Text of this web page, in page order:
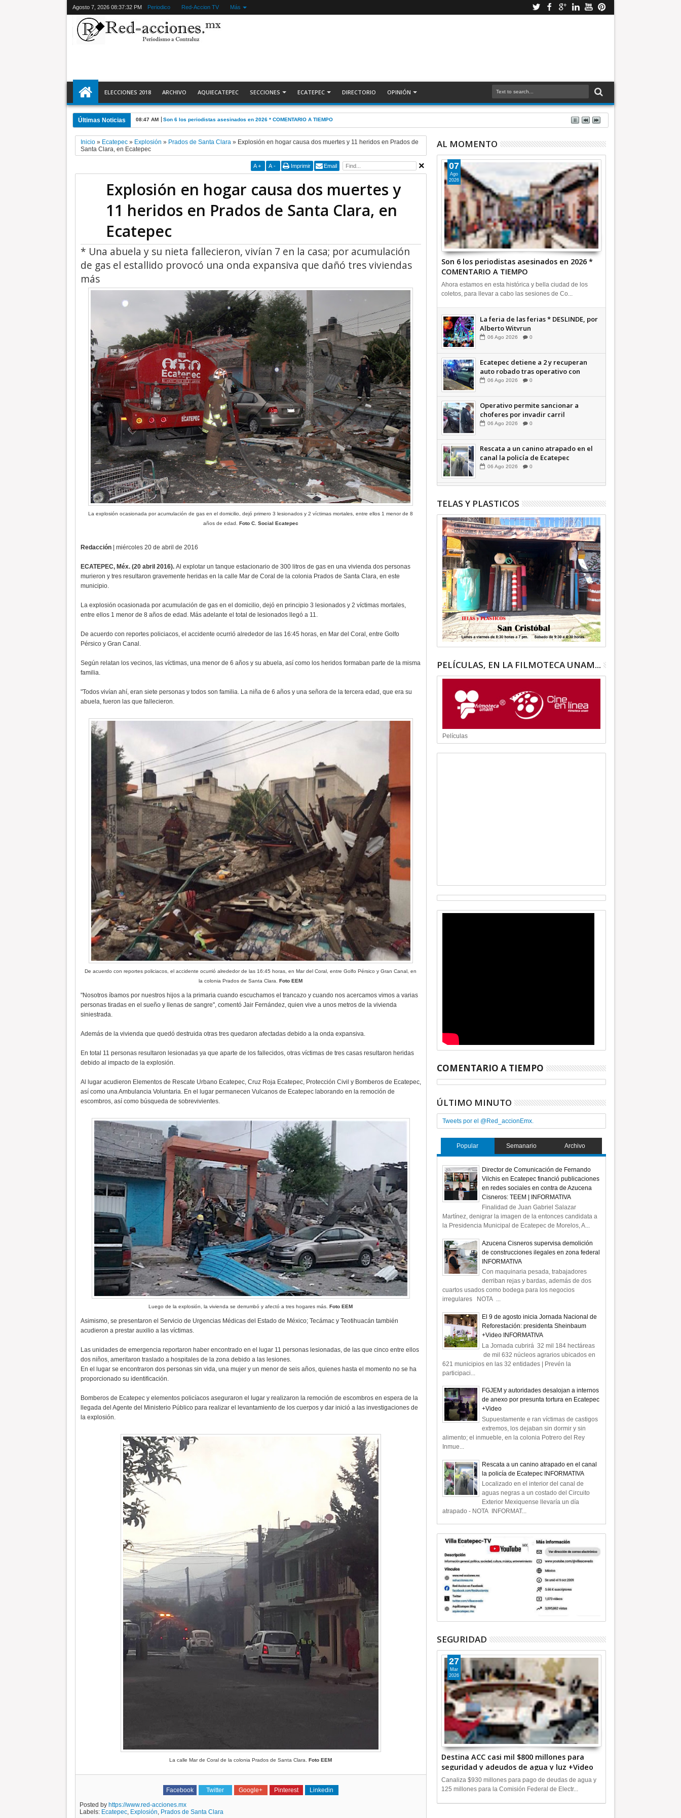
Agosto 7, 2026 08:37:33 PM Periodico Red-Accion TV Más
ELECCIONES 2018 ARCHIVO AQUIECATEPEC SECCIONES ECATEPEC DIRECTORIO OPINIÓN
Últimas Noticias 11:43 PM La feria de las ferias * DESLINDE, por Alberto Witvrun
Inicio» Ecatepec» Explosión » Prados de Santa Clara» Explosión en hogar causa dos muertes y 11 heridos en Prados de
Santa Clara, en Ecatepec
A + A - Imprimir Email
Explosión en hogar causa dos muertes y
11 heridos en Prados de Santa Clara, en
Ecatepec
* Una abuela y su nieta fallecieron, vivían 7 en la casa; por acumulación
de gas el estallido provocó una onda expansiva que dañó tres viviendas
más
La explosión ocasionada por acumulación de gas en el domicilio, dejó primero 3 lesionados y 2 víctimas mortales, entre ellos 1 menor de 8
años de edad. Foto C. Social Ecatepec
Redacción| miércoles 20 de abril de 2016
ECATEPEC, Méx. (20 abril 2016). Al explotar un tanque estacionario de 300 litros de gas en una vivienda dos personas
murieron y tres resultaron gravemente heridas en la calle Mar de Coral de la colonia Prados de Santa Clara, en este
municipio.
La explosión ocasionada por acumulación de gas en el domicilio, dejó en principio 3 lesionados y 2 víctimas mortales,
entre ellos 1 menor de 8 años de edad. Más adelante el total de lesionados llegó a 11.
De acuerdo con reportes policiacos, el accidente ocurrió alrededor de las 16:45 horas, en Mar del Coral, entre Golfo
Pérsico y Gran Canal.
Según relatan los vecinos, las víctimas, una menor de 6 años y su abuela, así como los heridos formaban parte de la misma
familia.
"Todos vivían ahí, eran siete personas y todos son familia. La niña de 6 años y una señora de la tercera edad, que era su
abuela, fueron las que fallecieron.
De acuerdo con reportes policiacos, el accidente ocurrió alrededor de las 16:45 horas, en Mar del Coral, entre Golfo Pérsico y Gran Canal, en
la colonia Prados de Santa Clara.
Foto EEM
"Nosotros íbamos por nuestros hijos a la primaria cuando escuchamos el trancazo y cuando nos acercamos vimos a varias
personas tiradas en el sueño y llenas de sangre", comentó Jair Fernández, quien vive a unos metros de la vivienda
siniestrada.
Además de la vivienda que quedó destruida otras tres quedaron afectadas debido a la onda expansiva.
En total 11 personas resultaron lesionadas ya que aparte de los fallecidos, otras víctimas de tres casas resultaron heridas
debido al impacto de la explosión.
Al lugar acudieron Elementos de Rescate Urbano Ecatepec, Cruz Roja Ecatepec, Protección Civil y Bomberos de Ecatepec,
así como una Ambulancia Voluntaria. En el lugar permanecen Vulcanos de Ecatepec laborando en la remoción de
escombros, así como búsqueda de sobrevivientes.
Luego de la explosión, la vivienda se derrumbó y afectó a tres hogares más.Foto EEM
Asimismo, se presentaron el Servicio de Urgencias Médicas del Estado de México; Tecámac y Teotihuacán también
acudieron a prestar auxilio a las víctimas.
Las unidades de emergencia reportaron haber encontrado en el lugar 11 personas lesionadas, de las que cinco entre ellos
dos niños, ameritaron traslado a hospitales de la zona debido a las lesiones.
En el lugar se encontraron dos personas sin vida, una mujer y un menor de seis años, quienes hasta el momento no se ha
proporcionado su identificación.
Bomberos de Ecatepec y elementos policíacos aseguraron el lugar y realizaron la remoción de escombros en espera de la
llegada del Agente del Ministerio Público para realizar el levantamiento de los cuerpos y dar inició a las investigaciones de
la explosión.
La calle Mar de Coral de la colonia Prados de Santa Clara. Foto EEM
Facebook Twitter Google+ Pinterest Linkedin
Posted by https://www.red-acciones.mx
Labels: Ecatepec, Explosión, Prados de Santa Clara
AL MOMENTO
Son 6 los periodistas asesinados en 2026 *
COMENTARIO A TIEMPO
07
Ago
2026
Ahora estamos en esta histórica y bella ciudad de los
coletos, para llevar a cabo las sesiones de Co...
La feria de las ferias * DESLINDE, por
Alberto Witvrun
06 Ago 2026 0
Ecatepec detiene a 2 y recuperan
auto robado tras operativo con
Tecámac +Video | INFORMATIVA
06 Ago 2026 0
Operativo permite sancionar a
choferes por invadir carril
confinado: Ecatepec +Video |
06 Ago 2026 0
Rescata a un canino atrapado en el
canal la policía de Ecatepec
INFORMATIVA
06 Ago 2026 0
TELAS Y PLASTICOS
PELÍCULAS, EN LA FILMOTECA UNAM...
Películas
COMENTARIO A TIEMPO
ÚLTIMO MINUTO
Tweets por el @Red_accionEmx.
Popular Semanario Archivo
Director de Comunicación de Fernando
Vilchis en Ecatepec financió publicaciones
en redes sociales en contra de Azucena
Cisneros: TEEM | INFORMATIVA
Finalidad de Juan Gabriel Salazar
Martínez, denigrar la imagen de la entonces candidata a
la Presidencia Municipal de Ecatepec de Morelos, A...
Azucena Cisneros supervisa demolición
de construcciones ilegales en zona federal
INFORMATIVA
Con maquinaria pesada, trabajadores
derriban rejas y bardas, además de dos
cuartos usados como bodega para los negocios
irregulares NOTA ...
El 9 de agosto inicia Jornada Nacional de
Reforestación: presidenta Sheinbaum
+Video INFORMATIVA
La Jornada cubrirá 32 mil 184 hectáreas
de mil 632 núcleos agrarios ubicados en
621 municipios en las 32 entidades | Prevén la
participaci...
FGJEM y autoridades desalojan a internos
de anexo por presunta tortura en Ecatepec
+Video
Supuestamente e ran víctimas de castigos
extremos, los dejaban sin dormir y sin
alimento; el inmueble, en la colonia Potrero del Rey
Inmue...
Rescata a un canino atrapado en el canal
la policía de Ecatepec INFORMATIVA
Localizado en el interior del canal de
aguas negras a un costado del Circuito
Exterior Mexiquense llevaría un día
atrapado - NOTA INFORMAT...
SEGURIDAD
Destina ACC casi mil $800 millones para
seguridad y adeudos de agua y luz +Video
27
Mar
2026
Canaliza $930 millones para pago de deudas de agua y
125 millones para la Comisión Federal de Electr...